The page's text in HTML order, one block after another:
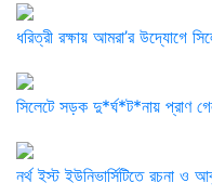
ধরিত্রী রক্ষায় আমরা’র উদ্যোগে
সিলেটে সড়ক দু*র্ঘ*ট*নায় প্রাণ
নর্থ ইস্ট ইউনিভার্সিটিতে রচনা ও